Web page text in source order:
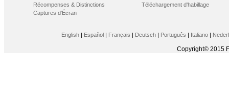
Récompenses & Distinctions
Captures d'Écran
Téléchargement d'habillage
English| Español| Français | Deutsch| Português | Italiano|
Copyright© 2015